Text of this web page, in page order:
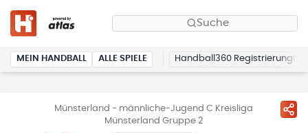
Suche
MEIN HANDBALL ALLE SPIELE Handball360 Registrierung
Münsterland - männliche-Jugend C Kreisliga
Münsterland Gruppe 2